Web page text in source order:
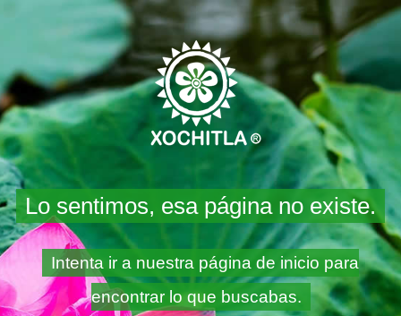
Lo sentimos, esa página no existe.
Intenta ir a nuestra página de inicio para
encontrar lo que buscabas.